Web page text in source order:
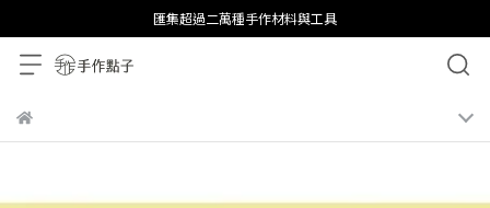
匯集超過二萬種手作材料與工具